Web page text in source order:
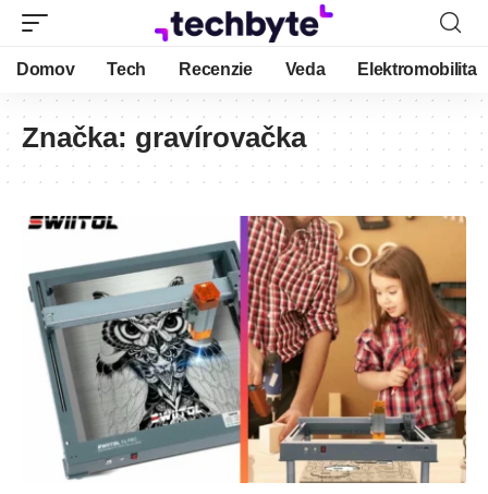
Domov Tech Recenzie Veda Elektromobilita
Značka: gravírovačka